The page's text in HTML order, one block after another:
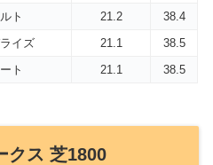
ト 21.2
38.4
イズ 21.1
38.5
ト 21.1 38.5
クス 芝1800